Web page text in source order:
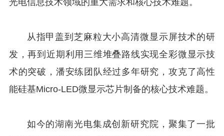
光电信息技术领域的重大需求和核心技术难题。
从指甲盖到芝麻粒大小高清微显示屏技术的研
发，再到近期利用三维堆叠路线实现全彩微显示技
术的突破，潘安练团队经过多年研究，攻克了高性
能硅基Micro-LED微显示芯片制备的核心技术难题。
如今的湖南光电集成创新研究院，聚集了一批